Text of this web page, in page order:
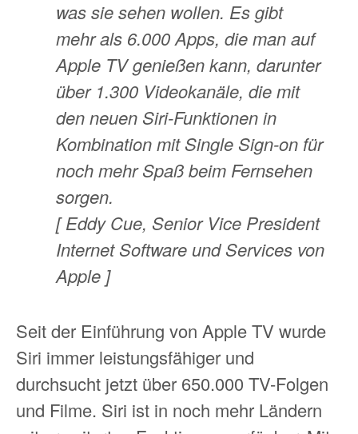
was sie sehen wollen. Es gibt
mehr als 6.000 Apps, die man auf
Apple TV genießen kann, darunter
über 1.300 Videokanäle, die mit
den neuen Siri-Funktionen in
Kombination mit Single Sign-on für
noch mehr Spaß beim Fernsehen
sorgen.
[ Eddy Cue, Senior Vice President
Internet Software und Services von
Apple ]
Seit der Einführung von Apple TV wurde
Siri immer leistungsfähiger und
durchsucht jetzt über 650.000 TV-Folgen
und Filme. Siri ist in noch mehr Ländern